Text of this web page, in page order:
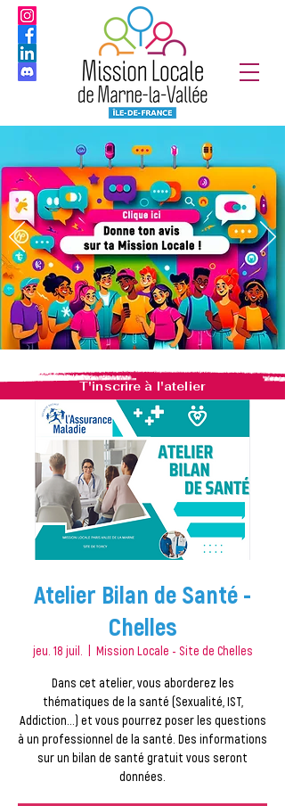
T'inscrire à l'atelier
Atelier Bilan de Santé -
Chelles
jeu. 18 juil. Mission Locale - Site de Chelles
Dans cet atelier, vous aborderez les
thématiques de la santé (Sexualité, IST,
Addiction…) et vous pourrez poser les questions
à un professionnel de la santé. Des informations
sur un bilan de santé gratuit vous seront
données.